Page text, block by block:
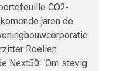
CO2-
jaren de
Roelien
Next50: ‘Om stevig